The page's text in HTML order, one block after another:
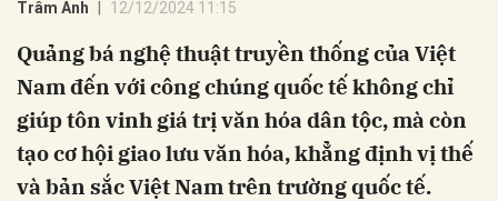
Trâm Anh 12/12/2024 11:15
Quảng bá nghệ thuật truyền thống của Việt
Nam đến với công chúng quốc tế không chỉ
giúp tôn vinh giá trị văn hóa dân tộc, mà còn
tạo cơ hội giao lưu văn hóa, khẳng định vị thế
và bản sắc Việt Nam trên trường quốc tế.
Hủy Gửi